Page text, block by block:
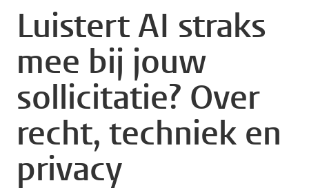
Luistert AI straks
mee bij jouw
sollicitatie? Over
recht, techniek en
privacy